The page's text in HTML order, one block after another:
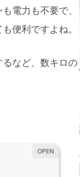
電力も不要で、
便利ですよね。
など、数キロの